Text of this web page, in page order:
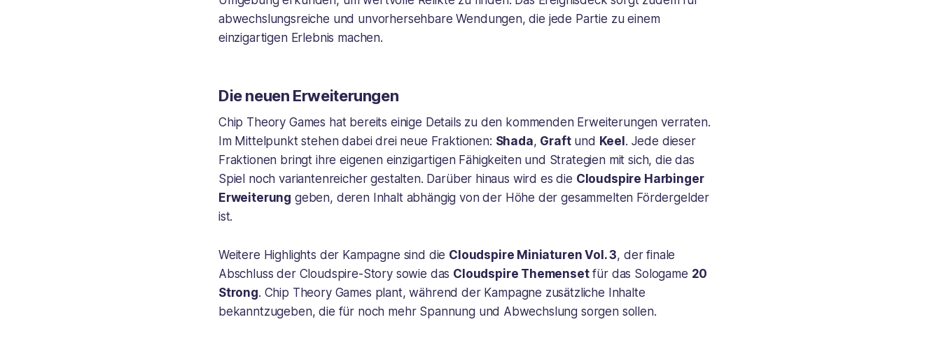
abwechslungsreiche und unvorhersehbare Wendungen, die jede Partie zu einem
einzigartigen Erlebnis machen.
Die neuen Erweiterungen
Chip Theory Games hat bereits einige Details zu den kommenden Erweiterungen verraten.
Im Mittelpunkt stehen dabei drei neue Fraktionen: Shada, Graftund Keel. Jede dieser
Fraktionen bringt ihre eigenen einzigartigen Fähigkeiten und Strategien mit sich, die das
Spiel noch variantenreicher gestalten. Darüber hinaus wird es die Cloudspire Harbinger
Erweiterung geben, deren Inhalt abhängig von der Höhe der gesammelten Fördergelder
ist.
Weitere Highlights der Kampagne sind die Cloudspire Miniaturen Vol. 3, der finale
Abschluss der Cloudspire-Story sowie das Cloudspire Themensetfür das Sologame 20
Strong. Chip Theory Games plant, während der Kampagne zusätzliche Inhalte
bekanntzugeben, die für noch mehr Spannung und Abwechslung sorgen sollen.